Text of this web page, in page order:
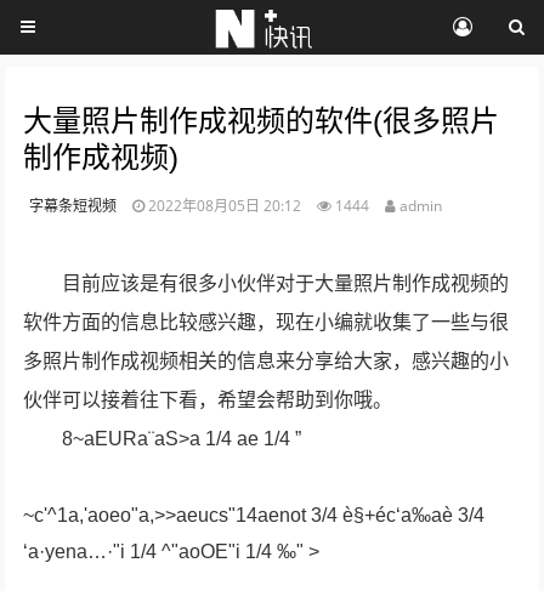
大量照片制作成视频的软件(很多照片
制作成视频)
字幕条短视频 2022年08月05日 20:12 1444 admin
目前应该是有很多小伙伴对于大量照片制作成视频的
软件方面的信息比较感兴趣，现在小编就收集了一些与很
多照片制作成视频相关的信息来分享给大家，感兴趣的小
伙伴可以接着往下看，希望会帮助到你哦。
8~aEURa¨aS>a 1/4 ae 1/4 ”
~c'^1a,'aoeo"a,>>aeucs"14aenot 3/4 è§+éc‘a‰aè 3/4
‘a·yena…·"i 1/4 ^"aoOE"i 1/4 ‰" >